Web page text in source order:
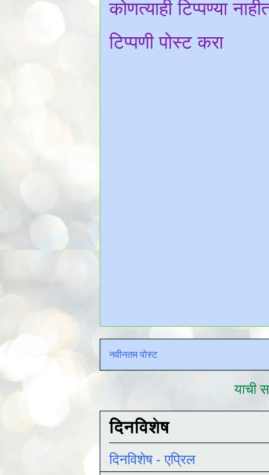
कोणत्याही टिप्पण्‍या
टिप्पणी पोस्ट करा
नवीनतम पोस्ट
याची
दिनविशेष
दिनविशेष - एप्रिल